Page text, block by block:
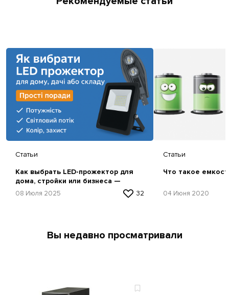
Статьи
Как выбрать LED-прожектор для
дома, стройки или бизнеса —
простая инструкция
08 Июля 2025 32
Статьи
Что такое
04 Июня 2020
Вы недавно просматривали